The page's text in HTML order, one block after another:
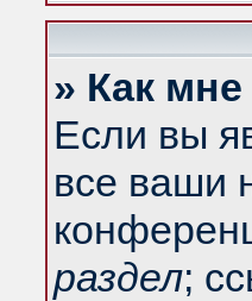
» Как
Если вы
все ваши
раздел;